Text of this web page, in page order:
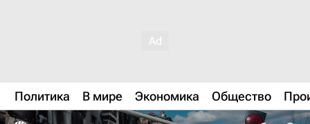
Политика В мире Экономика Общество